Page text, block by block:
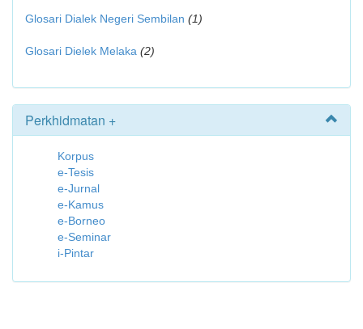
Glosari Dialek Negeri Sembilan (1)
Glosari Dielek Melaka (2)
Perkhidmatan +
Korpus
e-Tesis
e-Jurnal
e-Kamus
e-Borneo
e-Seminar
i-Pintar